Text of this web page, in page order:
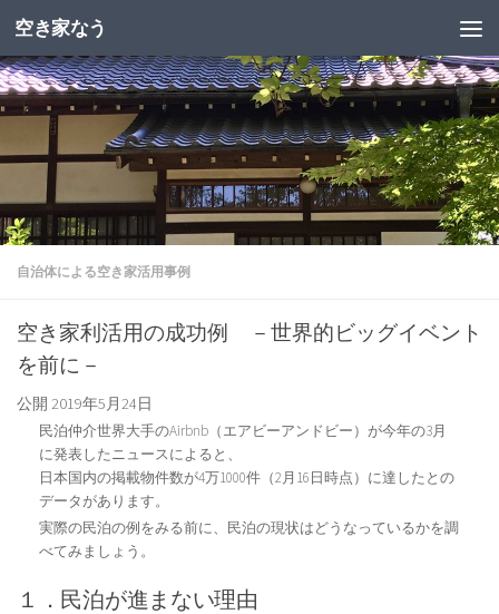
空き家なう
自治体による空き家活用事例
空き家利活用の成功例 －世界的ビッグイベント
を前に－
公開 2019年5月24日
民泊仲介世界大手のAirbnb（エアビーアンドビー）が今年の3月
に発表したニュースによると、
日本国内の掲載物件数が4万1000件（2月16日時点）に達したとの
データがあります。
実際の民泊の例をみる前に、民泊の現状はどうなっているかを調
べてみましょう。
１．民泊が進まない理由